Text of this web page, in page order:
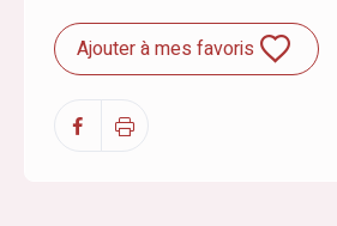
Ajouter à mes favoris